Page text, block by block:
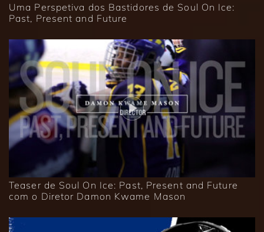
Uma Perspetiva dos Bastidores de Soul On Ice:
Past, Present and Future
Teaser de Soul On Ice: Past, Present and Future
com o Diretor Damon Kwame Mason